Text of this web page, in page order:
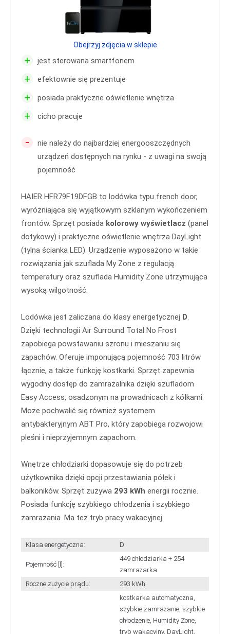
+ jest sterowana smartfonem
+ efektownie się prezentuje
+ posiada praktyczne oświetlenie wnętrza
+ cicho pracuje
-
nie należy do najbardziej energooszczędnych
urządzeń dostępnych na rynku - z uwagi na swoją
pojemność
HAIER HFR79F19DFGB to lodówka typu french door,
wyróżniająca się wyjątkowym szklanym wykończeniem
frontów. Sprzęt posiada kolorowy wyświetlacz (panel
dotykowy) i praktyczne oświetlenie wnętrza DayLight
(tylna ścianka LED). Urządzenie wyposażono w takie
rozwiązania jak szuflada My Zone z regulacją
temperatury oraz szuflada Humidity Zone utrzymująca
wysoką wilgotność.
Lodówka jest zaliczana do klasy energetycznej D.
Dzięki technologii Air Surround Total No Frost
zapobiega powstawaniu szronu i mieszaniu się
zapachów. Oferuje imponującą pojemność 703 litrów
łącznie, a także funkcję kostkarki. Sprzęt zapewnia
wygodny dostęp do zamrażalnika dzięki szufladom
Easy Access, osadzonym na prowadnicach z kółkami.
Może pochwalić się również systemem
antybakteryjnym ABT Pro, który zapobiega rozwojowi
pleśni i nieprzyjemnym zapachom.
Wnętrze chłodziarki dopasowuje się do potrzeb
użytkownika dzięki opcji przestawiania półek i
balkoników. Sprzęt zużywa 293 kWh energii rocznie.
Posiada funkcję szybkiego chłodzenia i szybkiego
zamrażania. Ma też tryb pracy wakacyjnej.
Klasa energetyczna: D
Pojemność [l]:
449 chłodziarka + 254
zamrażarka
Roczne zużycie prądu:
293 kWh
kostkarka automatyczna,
szybkie zamrażanie, szybkie
chłodzenie, Humidity Zone,
tryb wakacyjny, DayLight,
Obejrzyj zdjęcia w sklepie